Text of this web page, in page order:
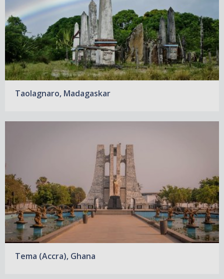
Taolagnaro, Madagaskar
Tema (Accra), Ghana